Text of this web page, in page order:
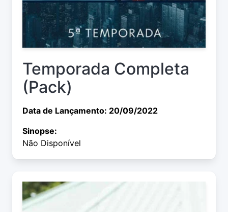
Temporada Completa
(Pack)
Data de Lançamento: 20/09/2022
Sinopse:
Não Disponível